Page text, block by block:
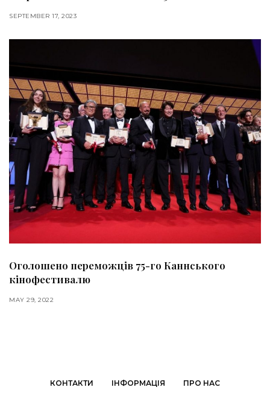
SEPTEMBER 17, 2023
Оголошено переможців 75-го Каннського
кінофестивалю
MAY 29, 2022
КОНТАКТИ ІНФОРМАЦІЯ ПРО НАС